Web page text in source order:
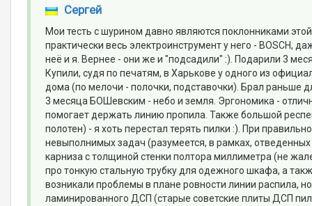
Сергей
Мои тесть с шурином давно являются поклонниками
практически весь электроинструмент у него - BOSCH,
неё и я. Вернее - они же и "подсадили" :). Подарили 3
Купили, судя по печатям, в Харькове у одного из
дома (по мелочи - полочки, подставочки). Брал раньше
3 месяца БОШевским - небо и земля. Эргономика -
помогает держать линию пропила. Также большой
полотен) - я хоть перестал терять пилки :). При
невыполнимых задач (разумеется, в рамках,
карниза с толщиной стенки полтора миллиметра (не
про тонкую стальную трубку для одежного шкафа, а
возникали проблемы в плане ровности линии распила,
ламинированного ДСП (старые советские плиты ДСП